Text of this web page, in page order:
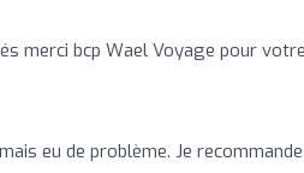
merci bcp Wael Voyage pour
eu de problème. Je